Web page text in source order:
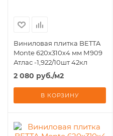
Виниловая плитка BETTA
Monte 620x310х4 мм М909
Атлас -1,922/10шт 42кл
2 080 руб./м2
В КОРЗИНУ